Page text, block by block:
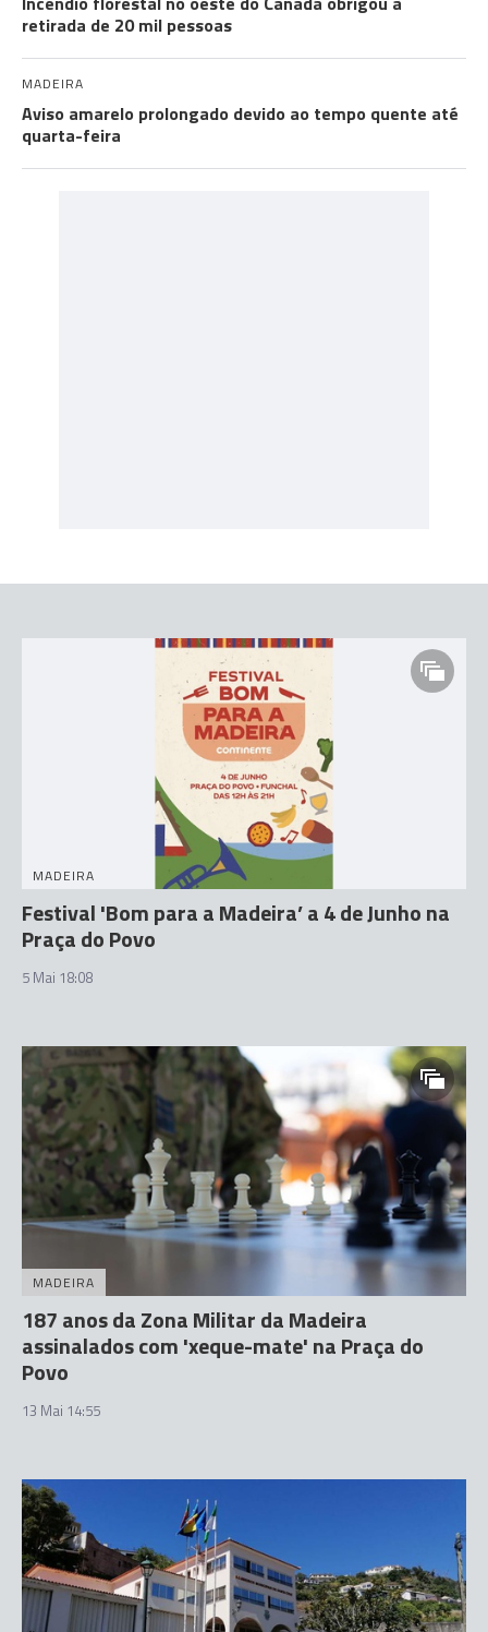
retirada de 20 mil pessoas
MADEIRA
Aviso amarelo prolongado devido ao tempo quente até
quarta-feira
MADEIRA
Festival 'Bom para a Madeira’ a 4 de Junho na
Praça do Povo
5 Mai 18:08
MADEIRA
187 anos da Zona Militar da Madeira
assinalados com 'xeque-mate' na Praça do
Povo
13 Mai 14:55